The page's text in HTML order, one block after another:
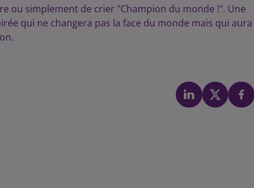
ou simplement de crier "Champion du monde !". Une
qui ne changera pas la face du monde mais qui aura